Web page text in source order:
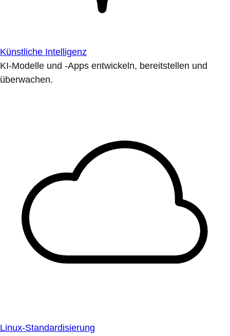
Künstliche Intelligenz
KI-Modelle und -Apps entwickeln, bereitstellen und
überwachen.
Linux-Standardisierung